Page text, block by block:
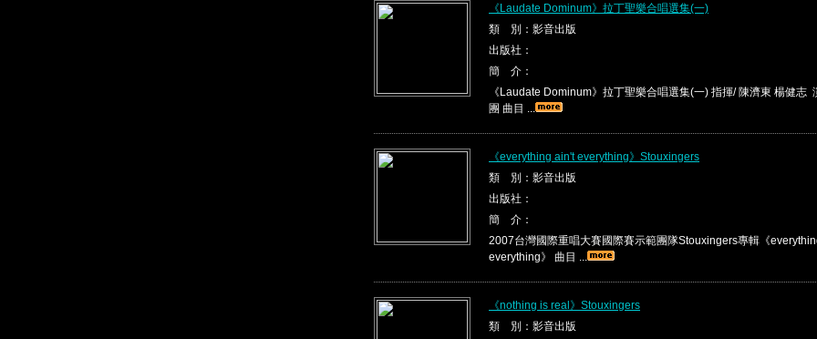
《Laudate Dominum》拉丁聖樂合唱選集(一)
類 別：影音出版
出版社：
簡 介：
《Laudate Dominum》拉丁聖樂合唱選集(一) 指揮/ 陳濟東 楊健志
團 曲目 ...
《everything ain't everything》Stouxingers
類 別：影音出版
出版社：
簡 介：
2007台灣國際重唱大賽國際賽示範團隊Stouxingers專輯《
everything》 曲目 ...
《nothing is real》Stouxingers
類 別：影音出版